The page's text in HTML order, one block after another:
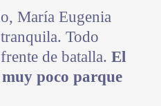
María Eugenia
Todo
de batalla. El
poco parque